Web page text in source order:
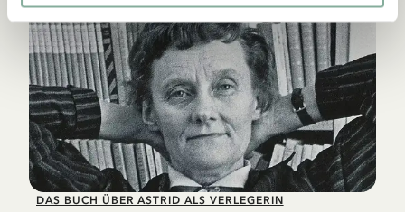
DAS BUCH ÜBER ASTRID ALS VERLEGERIN